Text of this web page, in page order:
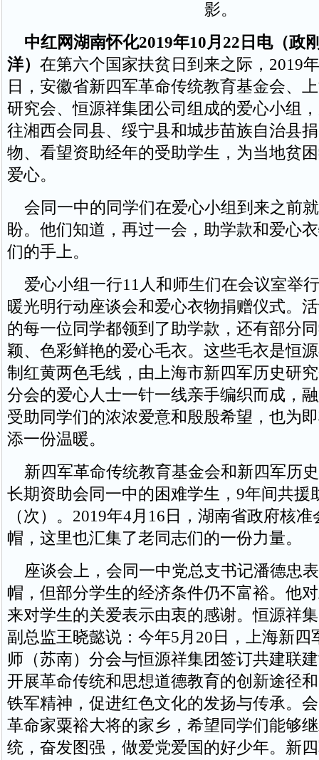
影。
中红网湖南怀化2019年10月22日电（政
洋） 在第六个国家扶贫日到来之际，2019
日，安徽省新四军革命传统教育基金会、
研究会、恒源祥集团公司组成的爱心小组
往湘西会同县、绥宁县和城步苗族自治县
物、看望资助经年的受助学生，为当地贫
爱心。
会同一中的同学们在爱心小组到来之前
盼。他们知道，再过一会，助学款和爱心
们的手上。
爱心小组一行11人和师生们在会议室举
暖光明行动座谈会和爱心衣物捐赠仪式。
的每一位同学都领到了助学款，还有部分
颖、色彩鲜艳的爱心毛衣。这些毛衣是恒
制红黄两色毛线，由上海市新四军历史研
分会的爱心人士一针一线亲手编织而成，
受助同学们的浓浓爱意和殷殷希望，也为
添一份温暖。
新四军革命传统教育基金会和新四军历
长期资助会同一中的困难学生，9年间共援
（次）。2019年4月16日，湖南省政府核
帽，这里也汇集了老同志们的一份力量。
座谈会上，会同一中党总支书记潘德忠
帽，但部分学生的经济条件仍不富裕。他
来对学生的关爱表示由衷的感谢。恒源祥
副总监王晓懿说：今年5月20日，上海新四
师（苏南）分会与恒源祥集团签订共建联
开展革命传统和思想道德教育的创新途径
铁军精神，促进红色文化的发扬与传承。
革命家粟裕大将的家乡，希望同学们能够
统，奋发图强，做爱党爱国的好少年。新